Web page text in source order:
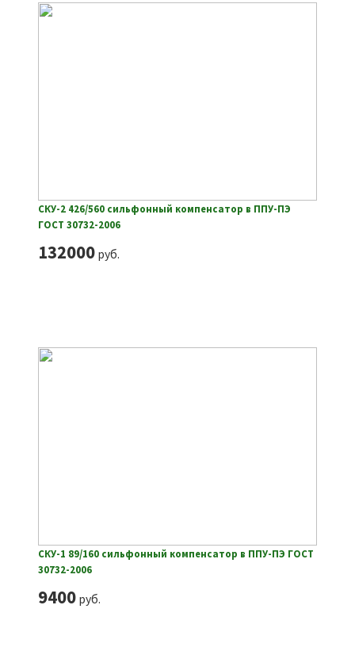
СКУ-2 426/560 сильфонный компенсатор в ППУ-ПЭ
ГОСТ 30732-2006
132000руб.
СКУ-1 89/160 сильфонный компенсатор в ППУ-ПЭ ГОСТ
30732-2006
9400руб.